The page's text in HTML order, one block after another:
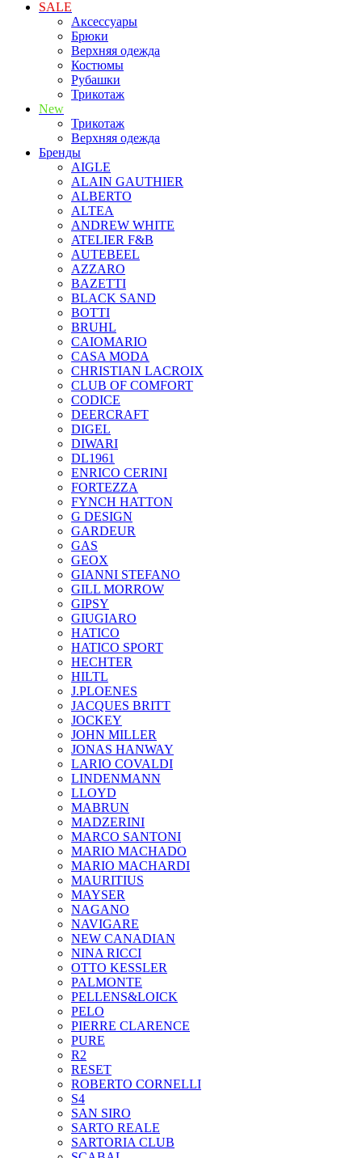
SALE
Аксессуары
Брюки
Верхняя одежда
Костюмы
Рубашки
Трикотаж
New
Трикотаж
Верхняя одежда
Бренды
AIGLE
ALAIN GAUTHIER
ALBERTO
ALTEA
ANDREW WHITE
ATELIER F&B
AUTEBEEL
AZZARO
BAZETTI
BLACK SAND
BOTTI
BRUHL
CAIOMARIO
CASA MODA
CHRISTIAN LACROIX
CLUB OF COMFORT
CODICE
DEERCRAFT
DIGEL
DIWARI
DL1961
ENRICO CERINI
FORTEZZA
FYNCH HATTON
G DESIGN
GARDEUR
GAS
GEOX
GIANNI STEFANO
GILL MORROW
GIPSY
GIUGIARO
HATICO
HATICO SPORT
HECHTER
HILTL
J.PLOENES
JAСQUES BRITT
JOCKEY
JOHN MILLER
JONAS HANWAY
LARIO COVALDI
LINDENMANN
LLOYD
MABRUN
MADZERINI
MARCO SANTONI
MARIO MACHADO
MARIO MACHARDI
MAURITIUS
MAYSER
NAGANO
NAVIGARE
NEW CANADIAN
NINA RICCI
OTTO KESSLER
PALMONTE
PELLENS&LOICK
PELO
PIERRE CLARENCE
PURE
R2
RESET
ROBERTO CORNELLI
S4
SAN SIRO
SARTO REALE
SARTORIA CLUB